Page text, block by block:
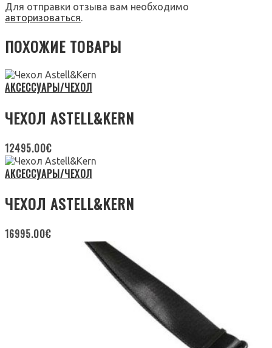
Для отправки отзыва вам необходимо
авторизоваться.
ПОХОЖИЕ ТОВАРЫ
АКСЕССУАРЫ/ЧЕХОЛ
ЧЕХОЛ ASTELL&KERN
12495.00€
АКСЕССУАРЫ/ЧЕХОЛ
ЧЕХОЛ ASTELL&KERN
16995.00€